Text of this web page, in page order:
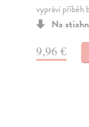
vypráví příběh
Na
9,96 €